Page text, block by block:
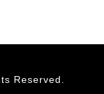
Reserved.